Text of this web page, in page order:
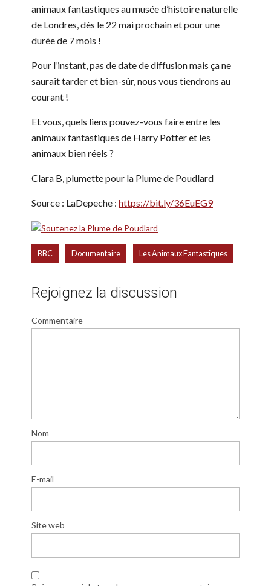
animaux fantastiques au musée d’histoire naturelle
de Londres, dès le 22 mai prochain et pour une
durée de 7 mois !
Pour l’instant, pas de date de diffusion mais ça ne
saurait tarder et bien-sûr, nous vous tiendrons au
courant !
Et vous, quels liens pouvez-vous faire entre les
animaux fantastiques de Harry Potter et les
animaux bien réels ?
Clara B, plumette pour la Plume de Poudlard
Source : LaDepeche : https://bit.ly/36EuEG9
BBC Documentaire Les Animaux Fantastiques
Rejoignez la discussion
Commentaire
Nom
E-mail
Site web